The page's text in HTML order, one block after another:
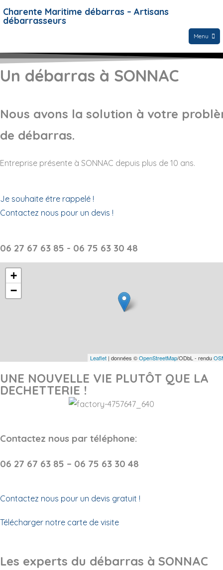
Charente Maritime débarras – Artisans
débarrasseurs
Menu
Un débarras à SONNAC
Nous avons la solution à votre
de débarras.
Entreprise présente à SONNAC depuis plus de 10 ans.
Je souhaite étre rappelé !
Contactez nous pour un devis !
06 27 67 63 85 - 06 75 63 30 48
+
−
Leaflet | données ©OpenStreetMap/ODbL - rendu
UNE NOUVELLE VIE PLUTÔT QUE LA
DECHETTERIE !
Contactez nous par téléphone:
06 27 67 63 85 – 06 75 63 30 48
Contactez nous pour un devis gratuit !
Télécharger notre carte de visite
Les experts du débarras à SONNAC